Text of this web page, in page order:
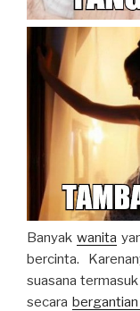
Banyak wanita
bercinta.
suasana
secara bergantian